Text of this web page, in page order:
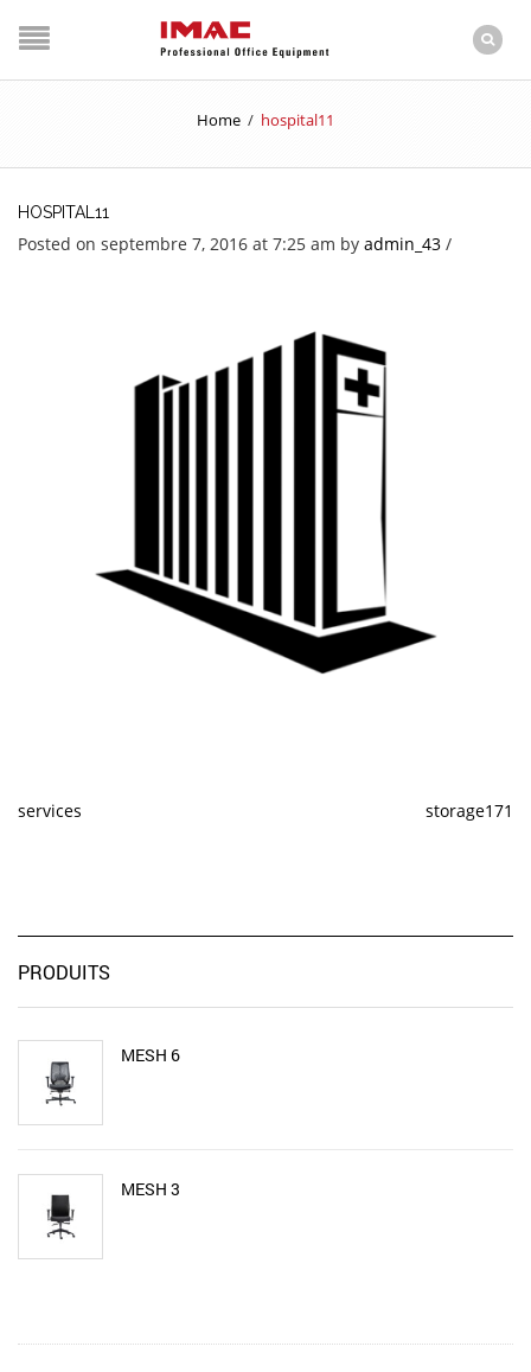
Home / hospital11
HOSPITAL11
Posted on septembre 7, 2016 at 7:25 am by admin_43 /
services storage171
PRODUITS
MESH 6
MESH 3